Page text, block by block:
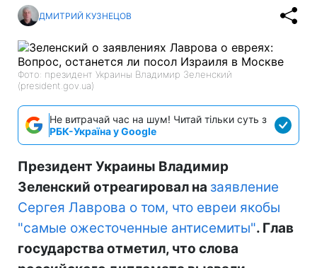
ДМИТРИЙ КУЗНЕЦОВ
Фото: президент Украины Владимир Зеленский
(president.gov.ua)
Не витрачай час на шум! Читай тільки суть з
РБК-Україна у Google
Президент Украины Владимир
Зеленский отреагировал на заявление
Сергея Лаврова о том, что евреи якобы
"самые ожесточенные антисемиты". Глав
государства отметил, что слова